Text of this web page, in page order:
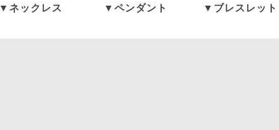
▼ネックレス ▼ペンダント ▼ブレスレット